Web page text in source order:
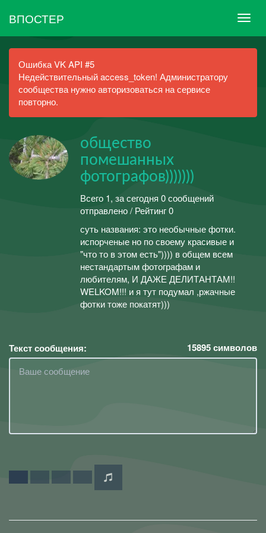
ВПОСТЕР
Ошибка VK API #5
Недействительный access_token! Администратору
сообщества нужно авторизоваться на сервисе
повторно.
общество
помешанных
фотографов)))))))
Всего 1, за сегодня 0 сообщений
отправлено / Рейтинг 0
суть названия: это необычные фотки.
испорченые но по своему красивые и
"что то в этом есть")))) в общем всем
нестандартым фотографам и
любителям, И ДАЖЕ ДЕЛИТАНТАМ!!
WELKOM!!! и я тут подумал ,ржачные
фотки тоже покатят)))
Текст сообщения: 15895символов